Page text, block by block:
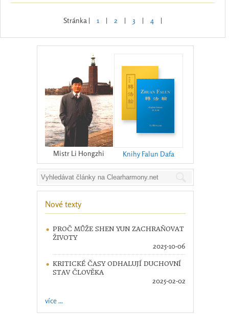
Stránka | 1 | 2 | 3 | 4 |
Mistr Li Hongzhi Knihy Falun Dafa
Nové texty
PROČ MŮŽE SHEN YUN ZACHRAŇOVAT
ŽIVOTY
2025-10-06
KRITICKÉ ČASY ODHALUJÍ DUCHOVNÍ
STAV ČLOVĚKA
2025-02-02
více ...